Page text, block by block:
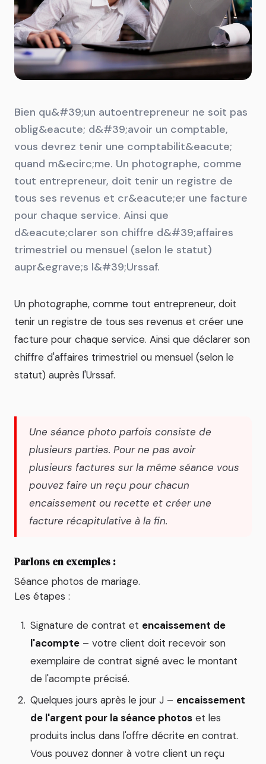
Bien qu&#39;un autoentrepreneur ne soit pas
oblig&eacute; d&#39;avoir un comptable,
vous devrez tenir une comptabilit&eacute;
quand m&ecirc;me. Un photographe, comme
tout entrepreneur, doit tenir un registre de
tous ses revenus et cr&eacute;er une facture
pour chaque service. Ainsi que
d&eacute;clarer son chiffre d&#39;affaires
trimestriel ou mensuel (selon le statut)
aupr&egrave;s l&#39;Urssaf.
Un photographe, comme tout entrepreneur, doit
tenir un registre de tous ses revenus et créer une
facture pour chaque service. Ainsi que déclarer son
chiffre d'affaires trimestriel ou mensuel (selon le
statut) auprès l'Urssaf.
Une séance photo parfois consiste de
plusieurs parties. Pour ne pas avoir
plusieurs factures sur la même séance vous
pouvez faire un reçu pour chacun
encaissement ou recette et créer une
facture récapitulative à la fin.
Parlons en exemples :
Séance photos de mariage.
Les étapes :
Signature de contrat et encaissement de
l'acompte – votre client doit recevoir son
exemplaire de contrat signé avec le montant
de l'acompte précisé.
Quelques jours après le jour J – encaissement
de l'argent pour la séance photos et les
produits inclus dans l'offre décrite en contrat.
Vous pouvez donner à votre client un reçu